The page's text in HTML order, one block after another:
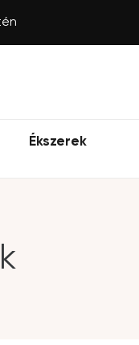
Ékszerek